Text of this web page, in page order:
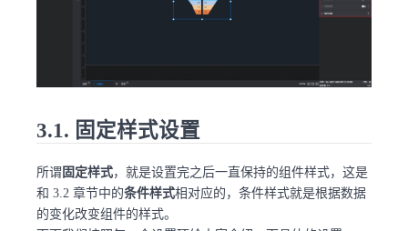
3.1. 固定样式设置
所谓 固定样式，就是设置完之后一直保持的组件样式，这是
和 3.2 章节中的条件样式相对应的，条件样式就是根据数据
的变化改变组件的样式。